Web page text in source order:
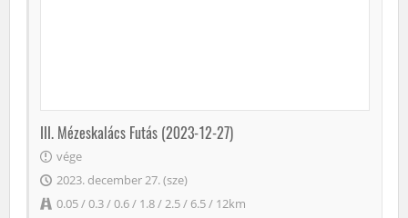
III. Mézeskalács Futás (2023-12-27)
vége
2023. december 27. (sze)
0.05 / 0.3 / 0.6 / 1.8 / 2.5 / 6.5 / 12km